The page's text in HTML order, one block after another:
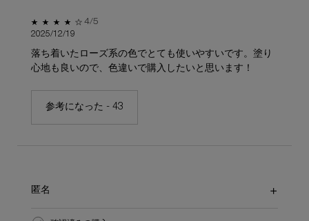
5星中4。
4/5
2025/12/19
落ち着いたローズ系の色でとても使いやすいです。塗り
心地も良いので、色違いで購入したいと思います！
参考になった - 43
匿名